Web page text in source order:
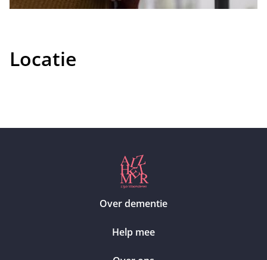
Locatie
Over dementie
Help mee